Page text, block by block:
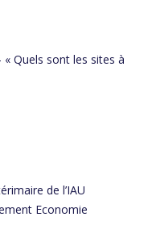
« Quels sont les sites à
de l’IAU
Economie